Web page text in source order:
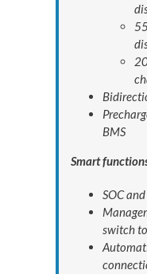
BMS
Smart
SOC
switch